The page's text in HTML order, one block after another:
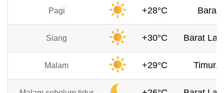
Pagi +28°C Barat,
Siang +30°C Barat
Malam +29°C Timur,